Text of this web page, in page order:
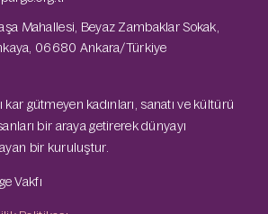
Mahallesi, Beyaz Zambaklar Sokak,
06680 Ankara/Türkiye
kar gütmeyen kadınları, sanatı ve kültürü
bir araya getirerek dünyayı
bir kuruluştur.
Vakfı